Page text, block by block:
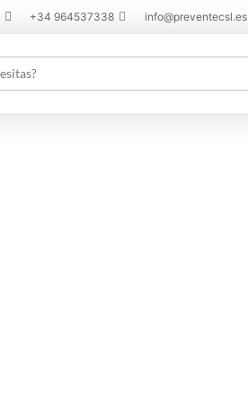
+34 964537338 info@preventecsl.es